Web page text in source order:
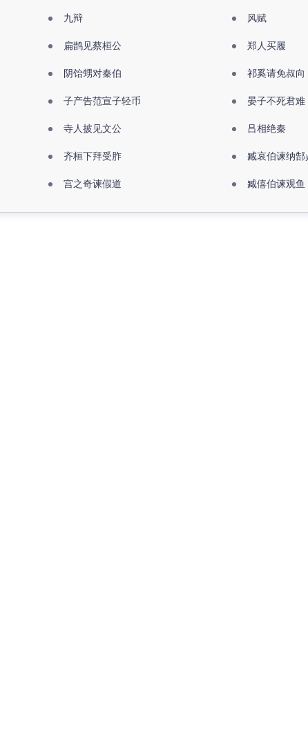
九辩 风赋
扁鹊见蔡桓公 郑人买履
阴饴甥对秦伯 祁奚请免叔向
子产告范宣子轻币 晏子不死君难
寺人披见文公 吕相绝秦
齐桓下拜受胙 臧哀伯谏纳郜
宫之奇谏假道 臧僖伯谏观鱼